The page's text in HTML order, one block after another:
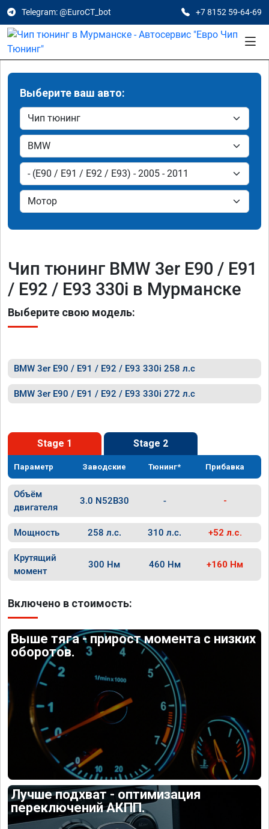
Telegram: @EuroCT_bot +7 8152 59-64-69
Выберите ваш авто:
Чип тюнинг BMW 3er E90 / E91
/ E92 / E93 330i в Мурманске
Выберите свою модель:
BMW 3er E90 / E91 / E92 / E93 330i 258 л.с
BMW 3er E90 / E91 / E92 / E93 330i 272 л.с
Stage 1 Stage 2
Параметр Заводские Тюнинг* Прибавка
Объём
двигателя
3.0 N52B30 - -
Мощность 258 л.с. 310 л.с. +52 л.с.
Крутящий
момент
300 Нм 460 Нм +160 Нм
Включено в стоимость:
Выше тяга - прирост момента с низких
оборотов.
Лучше подхват - оптимизация
переключений АКПП.